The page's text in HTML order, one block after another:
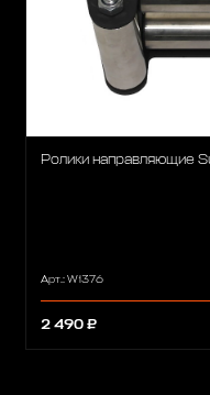
Ролики направляющие
Арт.: W1376
2 490 ₽